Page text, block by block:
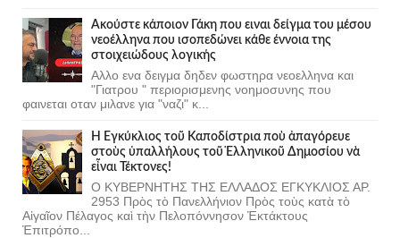
Ακούστε κάποιον Γάκη που ειναι δείγμα του μέσου
νεοέλληνα που ισοπεδώνει κάθε έννοια της
στοιχειώδους λογικής
Αλλο ενα δειγμα δηδεν φωστηρα νεοελληνα και
"Γιατρου " περιορισμενης νοημοσυνης που
φαινεται οταν μιλανε για "ναζι" κ...
Ἡ Ἐγκύκλιος τοῦ Καποδίστρια ποὺ ἀπαγόρευε
στοὺς ὑπαλλήλους τοῦ Ἑλληνικοῦ Δημοσίου νὰ
εἶναι Τέκτονες!
Ο ΚΥΒΕΡΝΗΤΗΣ ΤΗΣ ΕΛΛΑΔΟΣ ΕΓΚΥΚΛΙΟΣ ΑΡ.
2953 Πρὸς τὸ Πανελλήνιον Πρὸς τοὺς κατὰ τὸ
Αἰγαῖον Πέλαγος καὶ τὴν Πελοπόννησον Ἐκτάκτους
Ἐπιτρόπο...